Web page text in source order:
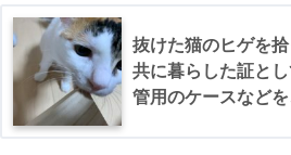
抜けた猫のヒゲを拾
共に暮らした証と
管用のケースなどを